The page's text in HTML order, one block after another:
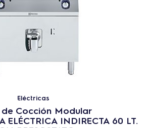
Eléctricas
de Cocción Modular
ELÉCTRICA INDIRECTA 60 LT.